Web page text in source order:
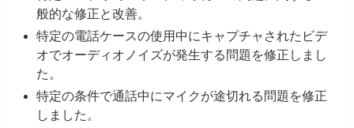
般的な修正と改善。
特定の電話ケースの使用中にキャプチャされたビデ
オでオーディオノイズが発生する問題を修正しまし
た。
特定の条件で通話中にマイクが途切れる問題を修正
しました。